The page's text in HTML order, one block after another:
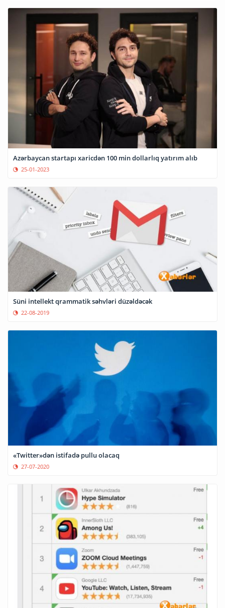
Azərbaycan startapı xaricdən 100 min dollarlıq yatırım alıb
25-01-2023
Süni intellekt qrammatik səhvləri düzəldəcək
22-08-2019
«Twitter»dən istifadə pullu olacaq
27-07-2020